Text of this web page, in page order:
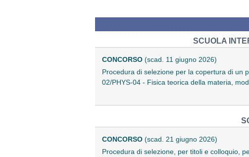
SCUOLA
CONCORSO (scad. 11 giugno 2026)
Procedura di selezione per la copertura di un
02/PHYS-04 - Fisica teorica della materia,
CONCORSO (scad. 21 giugno 2026)
Procedura di selezione, per titoli e colloquio,